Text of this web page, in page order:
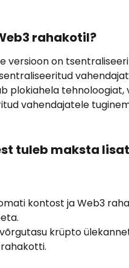
rahakotil?
versioon on
plokiahela tehnoloogiat,
vahendajatele
tuleb maksta
kontost ja Web3
krüpto